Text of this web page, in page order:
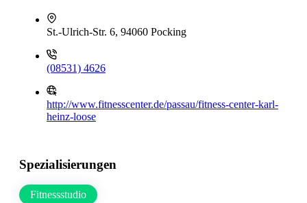
St.-Ulrich-Str. 6, 94060 Pocking
(08531) 4626
http://www.fitnesscenter.de/passau/fitness-center-karl-
heinz-loose
Spezialisierungen
Fitnessstudio